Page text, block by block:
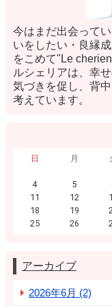
今はまだ出会って
いをしたい・良縁
をこめて"Le
ルシェリアは、幸
気づきを促し、背
考えています。
日
月
4
5
11
12
18
19
25
26
アーカイブ
2026年6月 (2)